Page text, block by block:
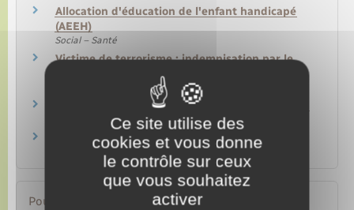
Allocation d'éducation de l'enfant handicapé
(AEEH)
Social – Santé
Victime de terrorisme : indemnisation par le
Fonds de garantie des victimes
Prise en charge à 100 % d'une femme enceinte
Social – Santé
Carte mobilité inclusion (CMI)
Transports – Mobilité
Pour en savoir plus
Ce site utilise des
cookies et vous donne
le contrôle sur ceux
que vous souhaitez
activer